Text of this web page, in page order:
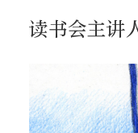
读书会主讲